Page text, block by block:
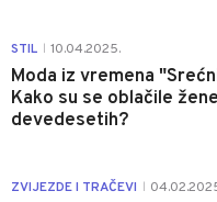
STIL 10.04.2025.
Moda iz vremena
Kako su se oblačile
devedesetih?
ZVIJEZDE I TRAČEVI